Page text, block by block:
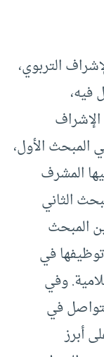
التربوي،
فيه،
المبحث الأول،
المشرف
الثاني
المبحث
في
وفي
في
أبرز